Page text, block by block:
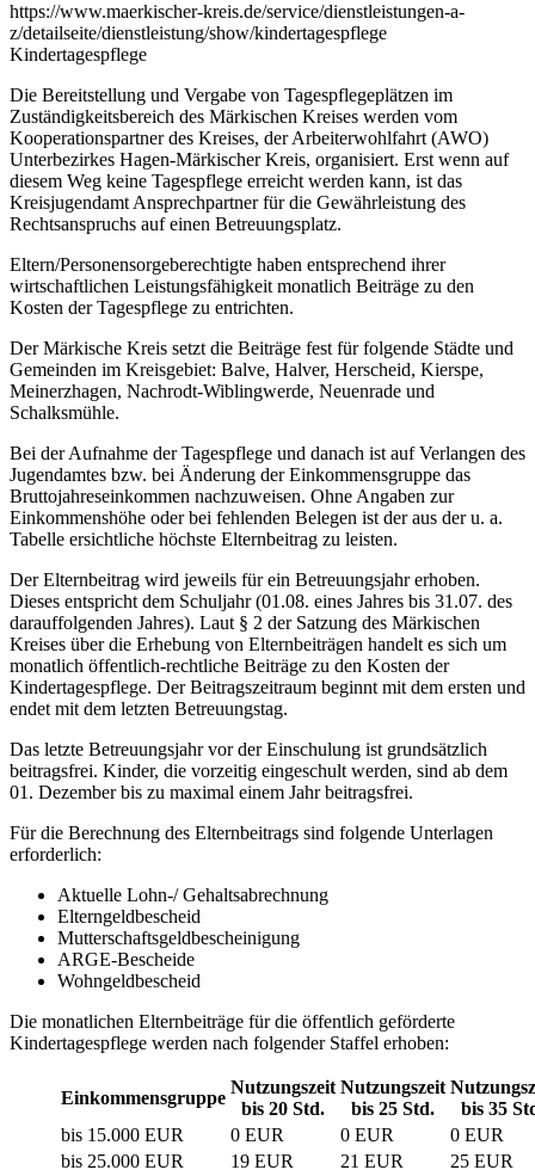
https://www.maerkischer-kreis.de/service/dienstleistungen-a-
z/detailseite/dienstleistung/show/kindertagespflege
Kindertagespflege
Die Bereitstellung und Vergabe von Tagespflegeplätzen im
Zuständigkeitsbereich des Märkischen Kreises werden vom
Kooperationspartner des Kreises, der Arbeiterwohlfahrt (AWO)
Unterbezirkes Hagen-Märkischer Kreis, organisiert. Erst wenn auf
diesem Weg keine Tagespflege erreicht werden kann, ist das
Kreisjugendamt Ansprechpartner für die Gewährleistung des
Rechtsanspruchs auf einen Betreuungsplatz.
Eltern/Personensorgeberechtigte haben entsprechend ihrer
wirtschaftlichen Leistungsfähigkeit monatlich Beiträge zu den
Kosten der Tagespflege zu entrichten.
Der Märkische Kreis setzt die Beiträge fest für folgende Städte und
Gemeinden im Kreisgebiet: Balve, Halver, Herscheid, Kierspe,
Meinerzhagen, Nachrodt-Wiblingwerde, Neuenrade und
Schalksmühle.
Bei der Aufnahme der Tagespflege und danach ist auf Verlangen des
Jugendamtes bzw. bei Änderung der Einkommensgruppe das
Bruttojahreseinkommen nachzuweisen. Ohne Angaben zur
Einkommenshöhe oder bei fehlenden Belegen ist der aus der u. a.
Tabelle ersichtliche höchste Elternbeitrag zu leisten.
Der Elternbeitrag wird jeweils für ein Betreuungsjahr erhoben.
Dieses entspricht dem Schuljahr (01.08. eines Jahres bis 31.07. des
darauffolgenden Jahres). Laut § 2 der Satzung des Märkischen
Kreises über die Erhebung von Elternbeiträgen handelt es sich um
monatlich öffentlich-rechtliche Beiträge zu den Kosten der
Kindertagespflege. Der Beitragszeitraum beginnt mit dem ersten und
endet mit dem letzten Betreuungstag.
Das letzte Betreuungsjahr vor der Einschulung ist grundsätzlich
beitragsfrei. Kinder, die vorzeitig eingeschult werden, sind ab dem
01. Dezember bis zu maximal einem Jahr beitragsfrei.
Für die Berechnung des Elternbeitrags sind folgende Unterlagen
erforderlich:
Aktuelle Lohn-/ Gehaltsabrechnung
Elterngeldbescheid
Mutterschaftsgeldbescheinigung
ARGE-Bescheide
Wohngeldbescheid
Die monatlichen Elternbeiträge für die öffentlich geförderte
Kindertagespflege werden nach folgender Staffel erhoben:
Einkommensgruppe
Nutzungszeit
bis 20 Std.
Nutzungszeit
bis 25 Std.
bis 35
bis 15.000 EUR
0 EUR 0 EUR
0 EUR
bis 25.000 EUR
19 EUR 21 EUR 25 EUR